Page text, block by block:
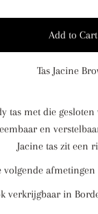
Tas Jacine
tas met die
en
Jacine tas zit een
afmetingen
verkrijgbaar in